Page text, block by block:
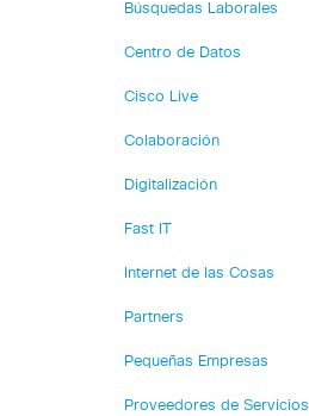
Búsquedas Laborales
Centro de Datos
Cisco Live
Colaboración
Digitalización
Fast IT
Internet de las Cosas
Partners
Pequeñas Empresas
Proveedores de Servicios